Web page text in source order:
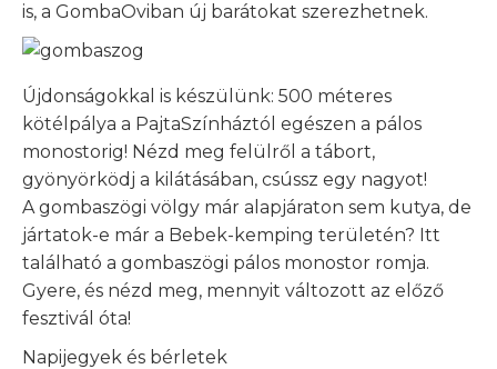
is, a GombaOviban új barátokat szerezhetnek.
Újdonságokkal is készülünk: 500 méteres
kötélpálya a PajtaSzínháztól egészen a pálos
monostorig! Nézd meg felülről a tábort,
gyönyörködj a kilátásában, csússz egy nagyot!
A gombaszögi völgy már alapjáraton sem kutya, de
jártatok-e már a Bebek-kemping területén? Itt
található a gombaszögi pálos monostor romja.
Gyere, és nézd meg, mennyit változott az előző
fesztivál óta!
Napijegyek és bérletek